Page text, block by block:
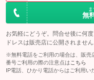
無
お気軽にどうぞ。問合せ後に何
ドレスは販売店に公開されません
※無料電話をご利用の場合は、販売
番号ご利用の際の注意点は こちら
IP電話、ひかり電話からはご利用い